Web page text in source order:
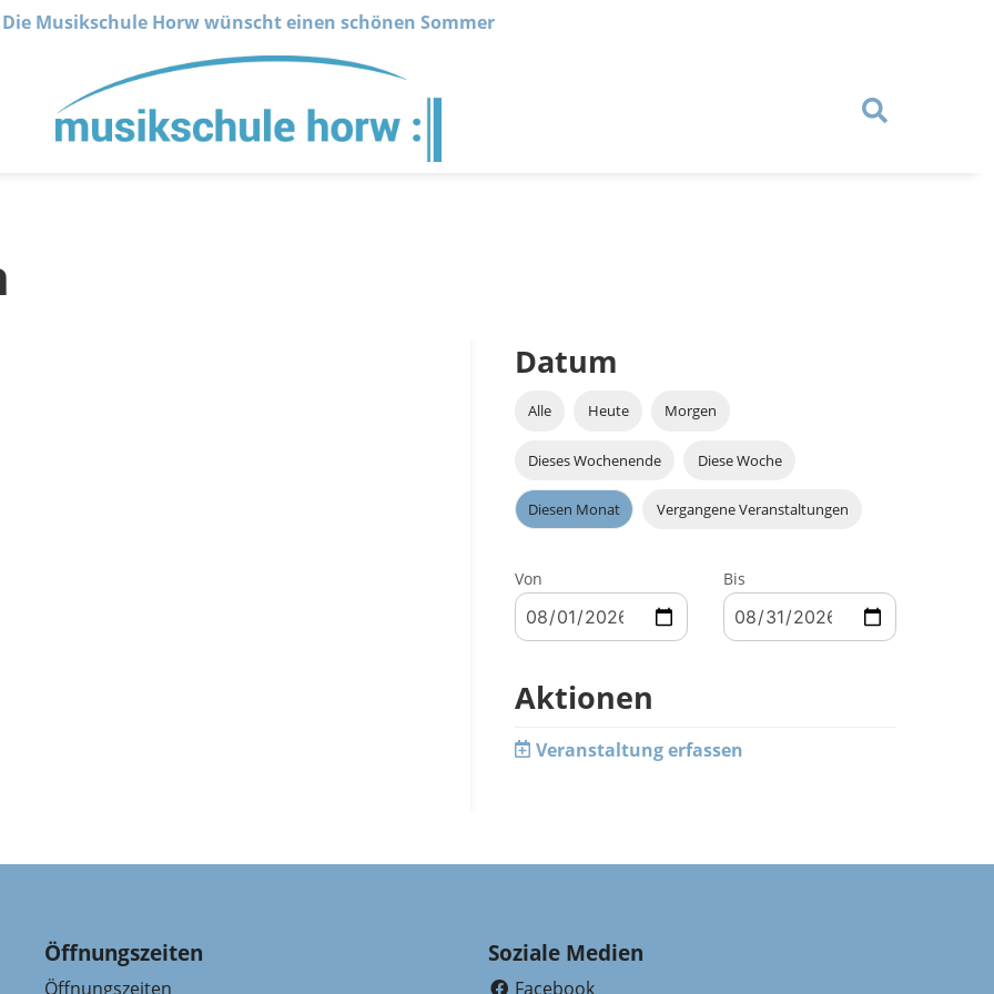
Die Musikschule Horw wünscht einen schönen Sommer
Datum
Alle Heute Morgen
Dieses Wochenende Diese Woche
Diesen Monat Vergangene Veranstaltungen
Von Bis
Aktionen
Veranstaltung erfassen
Öffnungszeiten
Öffnungszeiten
Soziale Medien
Facebook